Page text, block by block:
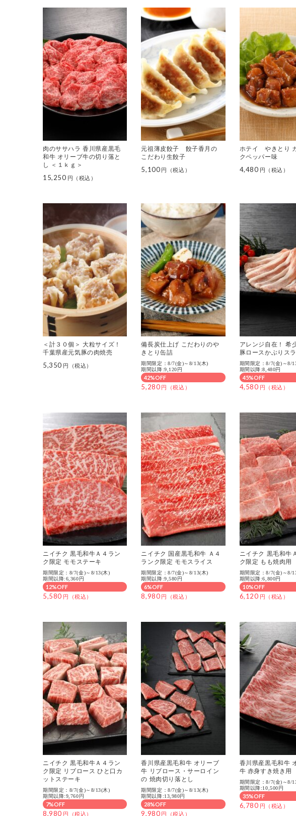
肉のササハラ 香川県産黒毛
和牛 オリーブ牛の切り落と
し ＜１ｋｇ＞
15,250
元祖薄皮餃子 餃子香月の
こだわり生餃子
5,100
ホテイ やきとり
クペッパー味
4,480
＜計３０個＞ 大粒サイズ！
千葉県産元気豚の肉焼売
5,350
備長炭仕上げ こだわりのや
きとり缶詰
期間限定：8/7(金)～8/13(木)
期間以降:9,120円
42%OFF
5,280
アレンジ自在！ 希
豚ロースかぶりス
期間限定：8/7(金)～8/
期間以降:8,480円
45%OFF
4,580
ニイチク 黒毛和牛Ａ４ラン
ク限定 モモステーキ
期間限定：8/7(金)～8/13(木)
期間以降:6,360円
12%OFF
5,580
ニイチク 国産黒毛和牛 Ａ４
ランク限定 モモスライス
期間限定：8/7(金)～8/13(木)
期間以降:9,580円
6%OFF
8,980
ニイチク 黒毛和牛
ク限定 もも焼肉用
期間限定：8/7(金)～8/
期間以降:6,800円
10%OFF
6,120
ニイチク 黒毛和牛Ａ４ラン
ク限定 リブロース ひと口カ
ットステーキ
期間限定：8/7(金)～8/13(木)
期間以降:9,760円
7%OFF
8,980
香川県産黒毛和牛 オリーブ
牛 リブロース・サーロイン
の 焼肉切り落とし
期間限定：8/7(金)～8/13(木)
期間以降:13,980円
28%OFF
9,980
香川県産黒毛和牛
牛 赤身すき焼き用
期間限定：8/7(金)～8/
期間以降:10,500円
35%OFF
6,780